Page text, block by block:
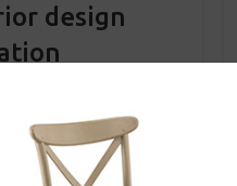
design
rhoncus hendrerit
Cras a vestibulum a
ut dignissim ...